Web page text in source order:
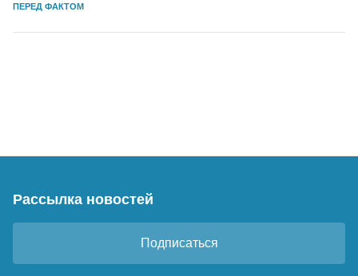
ПЕРЕД ФАКТОМ
Рассылка новостей
Подписаться